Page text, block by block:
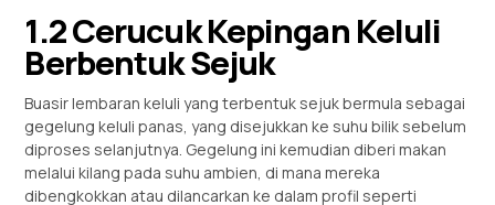
1.2 Cerucuk Kepingan Keluli
Berbentuk Sejuk
Buasir lembaran keluli yang terbentuk sejuk bermula sebagai
gegelung keluli panas, yang disejukkan ke suhu bilik sebelum
diproses selanjutnya. Gegelung ini kemudian diberi makan
melalui kilang pada suhu ambien, di mana mereka
dibengkokkan atau dilancarkan ke dalam profil seperti